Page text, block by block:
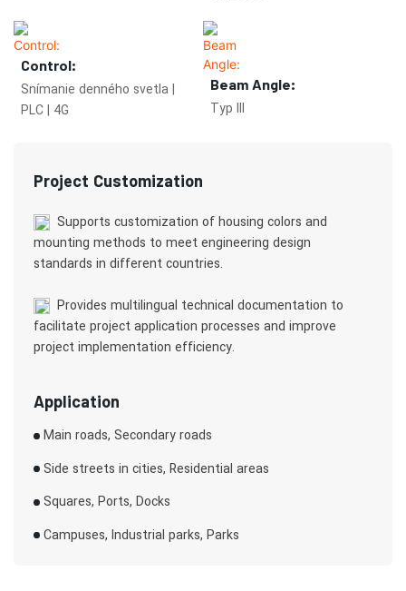
Control:
Snímanie denného svetla |
PLC | 4G
Beam Angle:
Typ III
Project Customization
Supports customization of housing colors and
mounting methods to meet engineering design
standards in different countries.
Provides multilingual technical documentation to
facilitate project application processes and improve
project implementation efficiency.
Application
Main roads, Secondary roads
Side streets in cities, Residential areas
Squares, Ports, Docks
Campuses, Industrial parks, Parks